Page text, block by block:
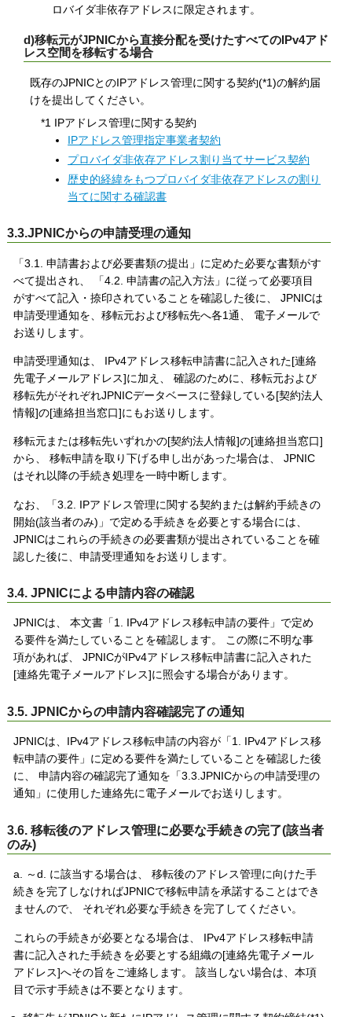
ロバイダ非依存アドレスに限定されます。
d)移転元がJPNICから直接分配を受けたすべてのIPv4アド
レス空間を移転する場合
既存のJPNICとのIPアドレス管理に関する契約(*1)の解約届
けを提出してください。
*1 IPアドレス管理に関する契約
IPアドレス管理指定事業者契約
プロバイダ非依存アドレス割り当てサービス契約
歴史的経緯をもつプロバイダ非依存アドレスの割り
当てに関する確認書
3.3.JPNICからの申請受理の通知
「3.1. 申請書および必要書類の提出」に定めた必要な書類がす
べて提出され、 「4.2. 申請書の記入方法」に従って必要項目
がすべて記入・捺印されていることを確認した後に、 JPNICは
申請受理通知を、移転元および移転先へ各1通、 電子メールで
お送りします。
申請受理通知は、 IPv4アドレス移転申請書に記入された[連絡
先電子メールアドレス]に加え、 確認のために、移転元および
移転先がそれぞれJPNICデータベースに登録している[契約法人
情報]の[連絡担当窓口]にもお送りします。
移転元または移転先いずれかの[契約法人情報]の[連絡担当窓口]
から、 移転申請を取り下げる申し出があった場合は、 JPNIC
はそれ以降の手続き処理を一時中断します。
なお、「3.2. IPアドレス管理に関する契約または解約手続きの
開始(該当者のみ)」で定める手続きを必要とする場合には、
JPNICはこれらの手続きの必要書類が提出されていることを確
認した後に、申請受理通知をお送りします。
3.4. JPNICによる申請内容の確認
JPNICは、 本文書「1. IPv4アドレス移転申請の要件」で定め
る要件を満たしていることを確認します。 この際に不明な事
項があれば、 JPNICがIPv4アドレス移転申請書に記入された
[連絡先電子メールアドレス]に照会する場合があります。
3.5. JPNICからの申請内容確認完了の通知
JPNICは、IPv4アドレス移転申請の内容が「1. IPv4アドレス移
転申請の要件」に定める要件を満たしていることを確認した後
に、 申請内容の確認完了通知を「3.3.JPNICからの申請受理の
通知」に使用した連絡先に電子メールでお送りします。
3.6. 移転後のアドレス管理に必要な手続きの完了(該当者
のみ)
a. ～d. に該当する場合は、 移転後のアドレス管理に向けた手
続きを完了しなければJPNICで移転申請を承諾することはでき
ませんので、 それぞれ必要な手続きを完了してください。
これらの手続きが必要となる場合は、 IPv4アドレス移転申請
書に記入された手続きを必要とする組織の[連絡先電子メール
アドレス]へその旨をご連絡します。 該当しない場合は、本項
目で示す手続きは不要となります。